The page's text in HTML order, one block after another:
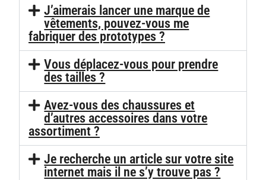
J’aimerais lancer une marque de
vêtements, pouvez-vous me
fabriquer des prototypes ?
Vous déplacez-vous pour prendre
des tailles ?
Avez-vous des chaussures et
d’autres accessoires dans votre
assortiment ?
Je recherche un article sur votre site
internet mais il ne s’y trouve pas ?